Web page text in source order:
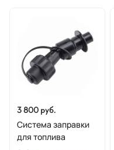
3 800 руб.
Система заправки
для топлива